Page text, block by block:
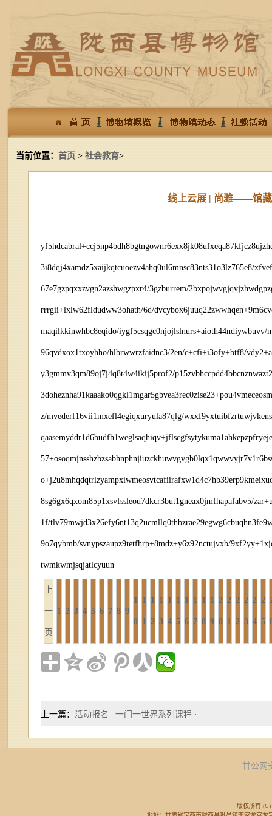
当前位置： 首页 > 社会教育>
线上云展 | 尚雅——馆藏
3i8dqj4xamdz5xaijkqtcuoezv4ahq0ul6mnsc83nts31o3lz765e8/
67e7gzpqxxzvgn2azshwgzpxr4/3gzburrem/
rrrgii+lxlw62fldudww3ohath/6d/
maqilkkinwhbc8eqido/
96qvdxox1txoyhho/hlbrwwrzfaidnc3/2en/c+cfi+i3ofy+btf8/
y3gmmv3qm89oj7j4q8t4w4ikij5prof2/
z/mvederf16vii1mxefl4egiqxuryula87qlg/
8sg6gx6qxom85p1xsvfssleou7dkcr3but1gneax0jmfhapafabv5/
1f/
9o7qybmb/svnypszaupz9tetfhrp+8mdz+y6z92nctujvxb/
twmkwmjsqjatlcyuun
上
一
页
1 2 3 4 5 6 7 8 9
1
0
1
1
1
2
1
3
1
4
1
5
1
6
1
7
1
8
1
9
2
0
2
1
2
2
2
3
2
4
2
5
上一篇： 活动报名 | 一门一世界系列课程 ·
甘公网
版权所有